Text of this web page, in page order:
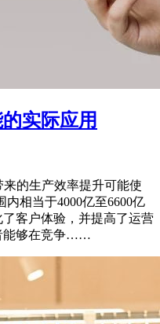
实际应用
的生产效率提升可能使
相当于4000亿至6600亿
客户体验，并提高了运营
能够在竞争……